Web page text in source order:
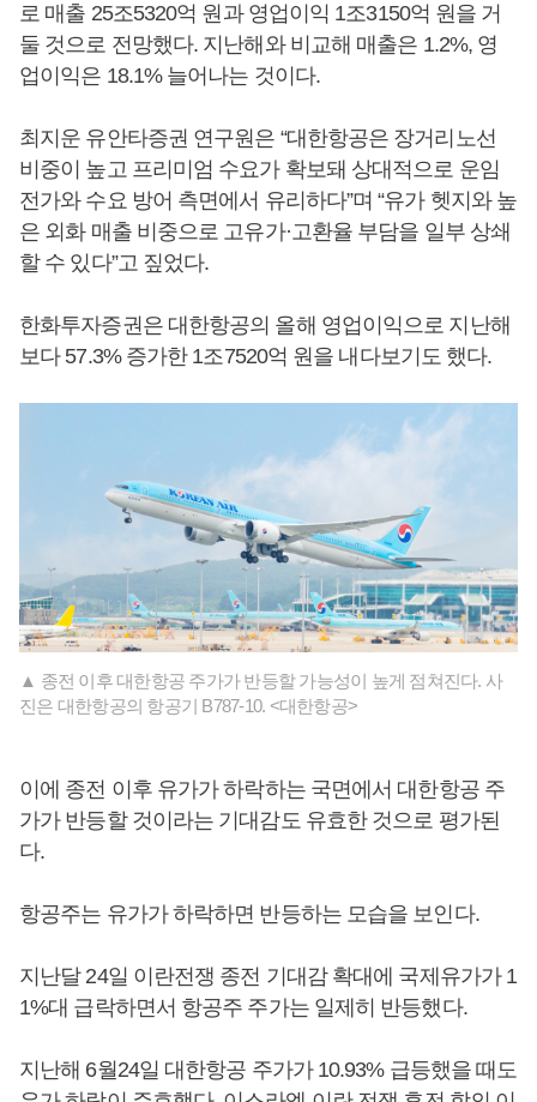
로 매출 25조5320억 원과 영업이익 1조3150억 원을 거
둘 것으로 전망했다. 지난해와 비교해 매출은 1.2%, 영
업이익은 18.1% 늘어나는 것이다.
최지운 유안타증권 연구원은 “대한항공은 장거리노선
비중이 높고 프리미엄 수요가 확보돼 상대적으로 운임
전가와 수요 방어 측면에서 유리하다”며 “유가 헷지와 높
은 외화 매출 비중으로 고유가·고환율 부담을 일부 상쇄
할 수 있다”고 짚었다.
한화투자증권은 대한항공의 올해 영업이익으로 지난해
보다 57.3% 증가한 1조7520억 원을 내다보기도 했다.
▲ 종전 이후 대한항공 주가가 반등할 가능성이 높게 점쳐진다. 사
진은 대한항공의 항공기 B787-10. <대한항공>
이에 종전 이후 유가가 하락하는 국면에서 대한항공 주
가가 반등할 것이라는 기대감도 유효한 것으로 평가된
다.
항공주는 유가가 하락하면 반등하는 모습을 보인다.
지난달 24일 이란전쟁 종전 기대감 확대에 국제유가가 1
1%대 급락하면서 항공주 주가는 일제히 반등했다.
지난해 6월24일 대한항공 주가가 10.93% 급등했을 때도